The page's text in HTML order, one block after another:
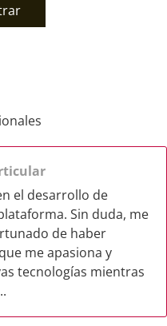
el desarrollo de
Sin duda, me
de haber
me apasiona y
tecnologías mientras